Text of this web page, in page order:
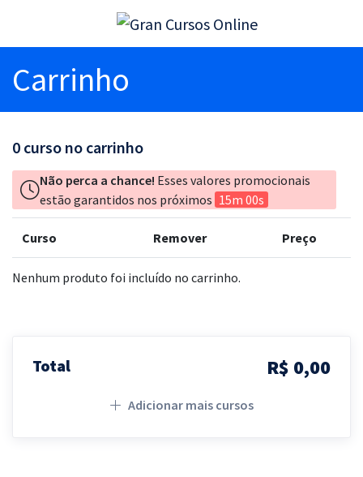
Carrinho
0 curso no carrinho
Não perca a chance! Esses valores promocionais
estão garantidos nos próximos 15m 00s
Curso Remover Preço
Nenhum produto foi incluído no carrinho.
Total R$ 0,00
Adicionar mais cursos